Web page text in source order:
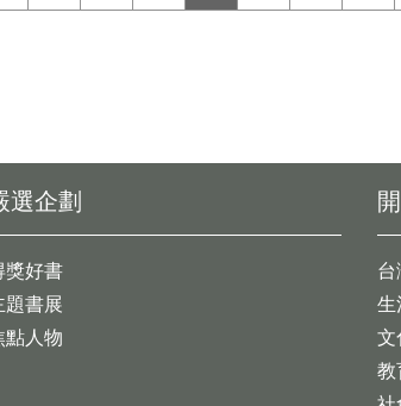
台
生
文
教
選企劃
獎好書
題書展
點人物